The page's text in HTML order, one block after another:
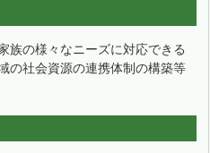
族の様々なニーズに対応できる
の社会資源の連携体制の構築等